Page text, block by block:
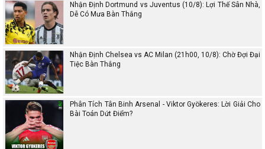
Nhận Định Dortmund vs Juventus (10/8): Lợi Thế Sân Nhà,
Dễ Có Mưa Bàn Thắng
Nhận Định Chelsea vs AC Milan (21h00, 10/8): Chờ Đợi Đại
Tiệc Bàn Thắng
Phân Tích Tân Binh Arsenal - Viktor Gyökeres: Lời Giải Cho
Bài Toán Dứt Điểm?